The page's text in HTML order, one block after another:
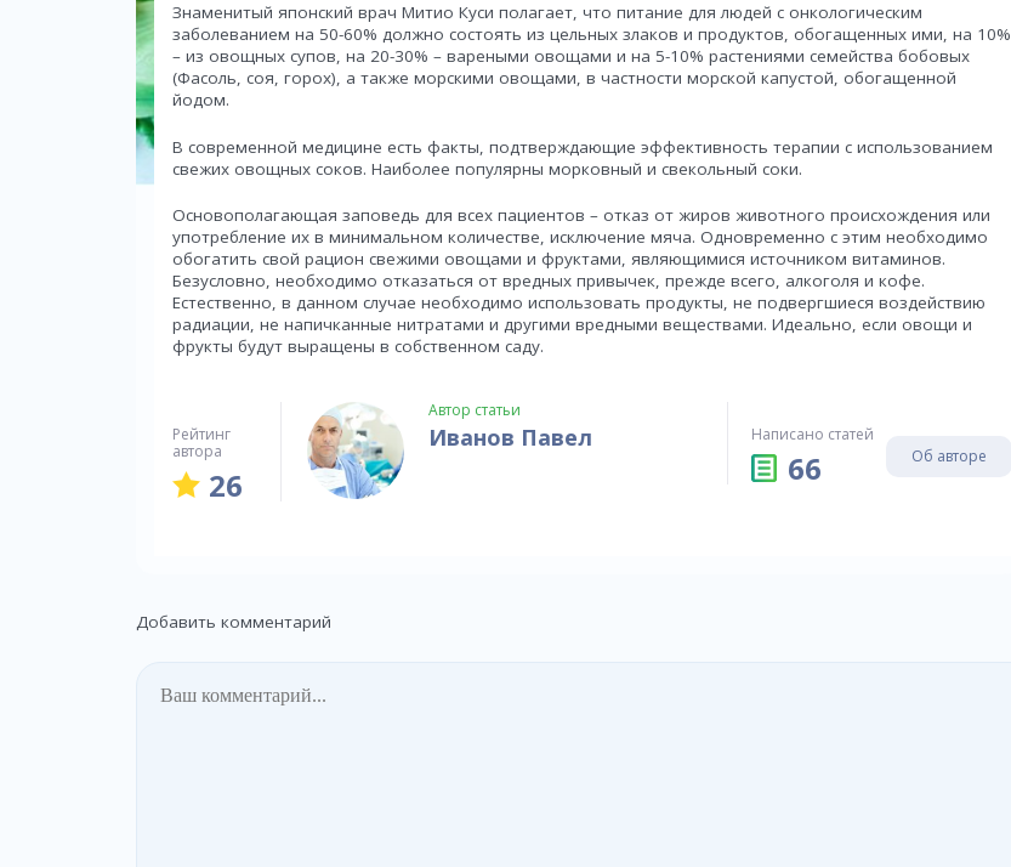
Знаменитый японский врач Митио Куси полагает, что питание для людей с онкологическим
заболеванием на 50-60% должно состоять из цельных злаков и продуктов, обогащенных ими, на 10%
– из овощных супов, на 20-30% – вареными овощами и на 5-10% растениями семейства бобовых
(Фасоль, соя, горох), а также морскими овощами, в частности морской капустой, обогащенной
йодом.
В современной медицине есть факты, подтверждающие эффективность терапии с использованием
свежих овощных соков. Наиболее популярны морковный и свекольный соки.
Основополагающая заповедь для всех пациентов – отказ от жиров животного происхождения или
употребление их в минимальном количестве, исключение мяча. Одновременно с этим необходимо
обогатить свой рацион свежими овощами и фруктами, являющимися источником витаминов.
Безусловно, необходимо отказаться от вредных привычек, прежде всего, алкоголя и кофе.
Естественно, в данном случае необходимо использовать продукты, не подвергшиеся воздействию
радиации, не напичканные нитратами и другими вредными веществами. Идеально, если овощи и
фрукты будут выращены в собственном саду.
Рейтинг
автора
26
Автор статьи
Иванов Павел Написано статей
66 Об авторе
Добавить комментарий